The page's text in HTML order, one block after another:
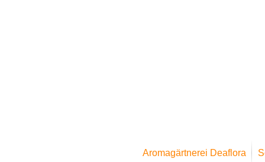
Aromagärtnerei Deaflora